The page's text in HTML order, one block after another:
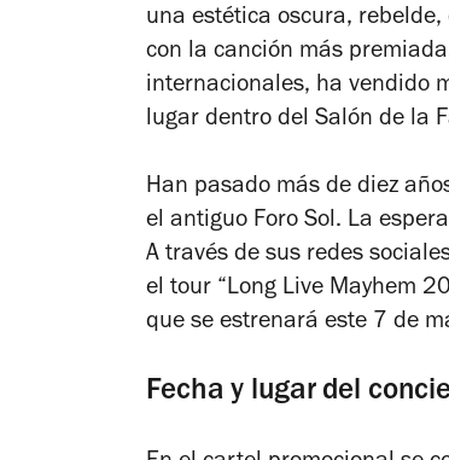
una estética oscura,
con la canción más
internacionales, ha vendido
lugar dentro del Salón de la
Han pasado más de diez
el antiguo Foro Sol. La
A través de sus redes
el tour “Long Live Mayhem
que se estrenará este 7 de
Fecha y lugar del